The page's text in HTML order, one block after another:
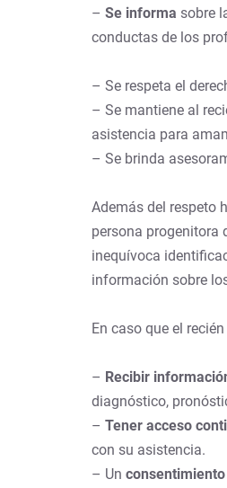
– Se informa sobre
conductas de los
– Se respeta el
– Se mantiene al
asistencia para
– Se brinda
Además del respeto
persona progenitora
inequívoca
información sobre
En caso que el
– Recibir
diagnóstico,
– Tener acceso
con su asistencia.
– Un